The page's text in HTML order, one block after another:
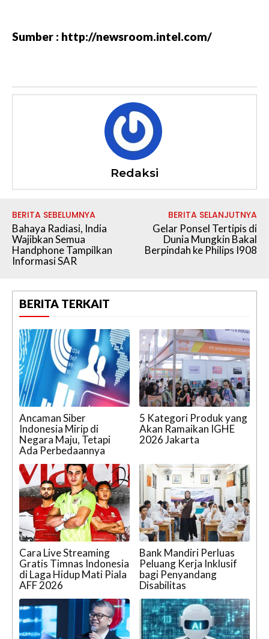
Sumber : http://newsroom.intel.com/
Redaksi
BERITA SEBELUMNYA
Bahaya Radiasi, India
Wajibkan Semua
Handphone Tampilkan
Informasi SAR
BERITA SELANJUTNYA
Gelar Ponsel Tertipis di
Dunia Mungkin Bakal
Berpindah ke Philips I908
BERITA TERKAIT
Ancaman Siber
Indonesia Mirip di
Negara Maju, Tetapi
Ada Perbedaannya
5 Kategori Produk yang
Akan Ramaikan IGHE
2026 Jakarta
Cara Live Streaming
Gratis Timnas Indonesia
di Laga Hidup Mati Piala
AFF 2026
Bank Mandiri Perluas
Peluang Kerja Inklusif
bagi Penyandang
Disabilitas